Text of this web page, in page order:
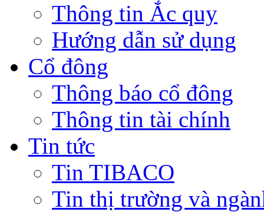
Thông tin Ắc quy
Hướng dẫn sử dụng
Cổ đông
Thông báo cổ đông
Thông tin tài chính
Tin tức
Tin TIBACO
Tin thị trường và